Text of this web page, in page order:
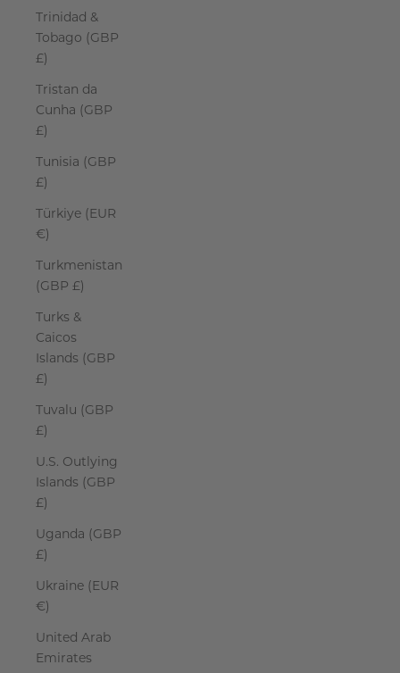
Trinidad &
Tobago (GBP
£)
Tristan da
Cunha (GBP
£)
Tunisia (GBP
£)
Türkiye (EUR
€)
Turkmenistan
(GBP £)
Turks &
Caicos
Islands (GBP
£)
Tuvalu (GBP
£)
U.S. Outlying
Islands (GBP
£)
Uganda (GBP
£)
Ukraine (EUR
€)
United Arab
Emirates